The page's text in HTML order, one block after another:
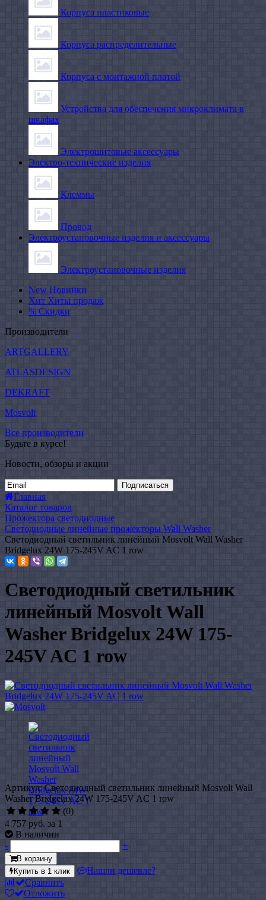
Корпуса пластиковые
Корпуса распределительные
Корпуса с монтажной платой
Устройства для обеспечения микроклимата в
шкафах
Электрощитовые аксессуары
Электро-технические изделия
Клеммы
Провод
Электроустановочные изделия и аксессуары
Электроустановочные изделия
New Новинки
Хит Хиты продаж
% Скидки
Производители
ARTGALLERY
ATLASDESIGN
DEKRAFT
Mosvolt
Все производители
Будьте в курсе!
Новости, обзоры и акции
Подписаться
Главная
Каталог товаров
Прожектора светодиодные
Светодиодные линейные прожекторы Wall Washer
Светодиодный светильник линейный Mosvolt Wall Washer
Bridgelux 24W 175-245V AC 1 row
Светодиодный светильник
линейный Mosvolt Wall
Washer Bridgelux 24W 175-
245V AC 1 row
Артикул: Светодиодный светильник линейный Mosvolt Wall
Washer Bridgelux 24W 175-245V AC 1 row
(0)
4 757 руб. за 1
В наличии
-
+
В корзину
Купить в 1 клик
Нашли дешевле?
Сравнить
Отложить